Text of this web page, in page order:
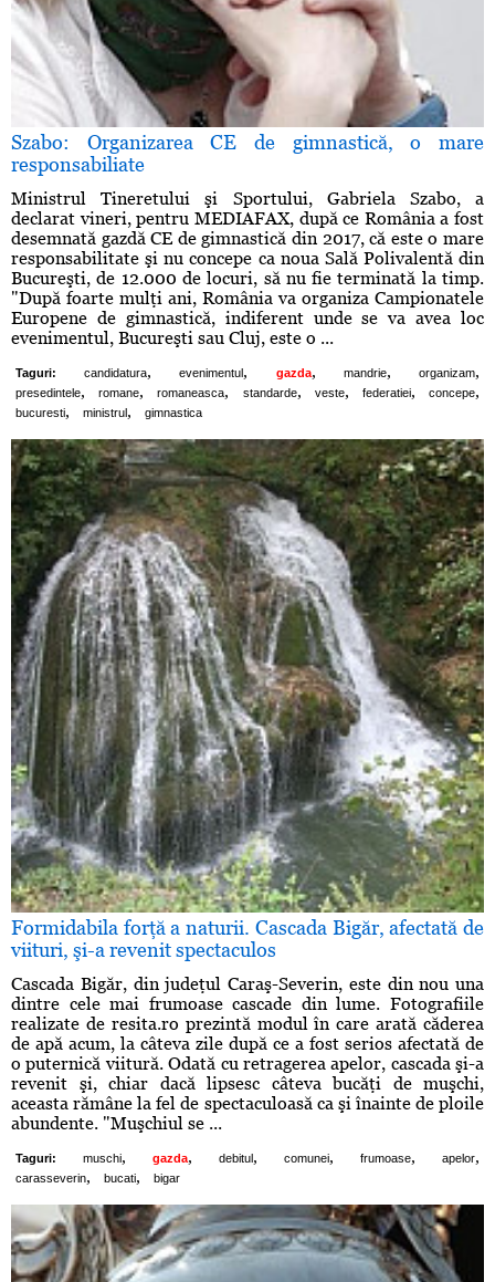
Szabo: Organizarea CE de gimnastică, o mare
responsabiliate
Ministrul Tineretului şi Sportului, Gabriela Szabo, a
declarat vineri, pentru MEDIAFAX, după ce România a fost
desemnată gazdă CE de gimnastică din 2017, că este o mare
responsabilitate şi nu concepe ca noua Sală Polivalentă din
Bucureşti, de 12.000 de locuri, să nu fie terminată la timp.
"După foarte mulţi ani, România va organiza Campionatele
Europene de gimnastică, indiferent unde se va avea loc
evenimentul, Bucureşti sau Cluj, este o ...
Taguri: candidatura, evenimentul , gazda, mandrie, organizam,
presedintele, romane, romaneasca, standarde, veste, federatiei, concepe,
bucuresti, ministrul , gimnastica
Formidabila forţă a naturii. Cascada Bigăr, afectată de
viituri, şi-a revenit spectaculos
Cascada Bigăr, din judeţul Caraş-Severin, este din nou una
dintre cele mai frumoase cascade din lume. Fotografiile
realizate de resita.ro prezintă modul în care arată căderea
de apă acum, la câteva zile după ce a fost serios afectată de
o puternică viitură. Odată cu retragerea apelor, cascada şi-a
revenit şi, chiar dacă lipsesc câteva bucăţi de muşchi,
aceasta rămâne la fel de spectaculoasă ca şi înainte de ploile
abundente. "Muşchiul se ...
Taguri: muschi, gazda, debitul , comunei, frumoase, apelor,
carasseverin, bucati, bigar